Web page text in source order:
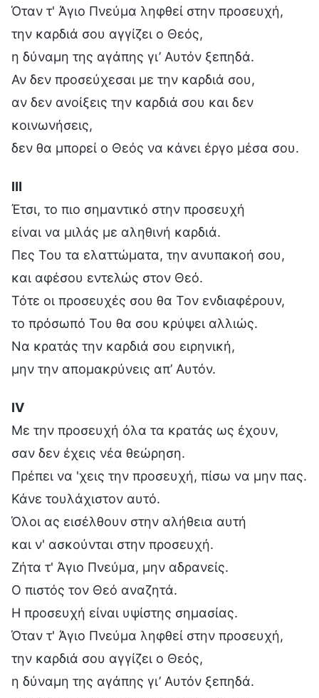
Όταν τ' Άγιο Πνεύμα ληφθεί στην προσευχή,
την καρδιά σου αγγίζει ο Θεός,
η δύναμη της αγάπης γι’ Αυτόν ξεπηδά.
Αν δεν προσεύχεσαι με την καρδιά σου,
αν δεν ανοίξεις την καρδιά σου και δεν
κοινωνήσεις,
δεν θα μπορεί ο Θεός να κάνει έργο μέσα σου.
Ⅲ
Έτσι, το πιο σημαντικό στην προσευχή
είναι να μιλάς με αληθινή καρδιά.
Πες Του τα ελαττώματα, την ανυπακοή σου,
και αφέσου εντελώς στον Θεό.
Τότε οι προσευχές σου θα Τον ενδιαφέρουν,
το πρόσωπό Του θα σου κρύψει αλλιώς.
Να κρατάς την καρδιά σου ειρηνική,
μην την απομακρύνεις απ’ Αυτόν.
Ⅳ
Με την προσευχή όλα τα κρατάς ως έχουν,
σαν δεν έχεις νέα θεώρηση.
Πρέπει να 'χεις την προσευχή, πίσω να μην πας.
Κάνε τουλάχιστον αυτό.
Όλοι ας εισέλθουν στην αλήθεια αυτή
και ν' ασκούνται στην προσευχή.
Ζήτα τ' Άγιο Πνεύμα, μην αδρανείς.
Ο πιστός τον Θεό αναζητά.
Η προσευχή είναι υψίστης σημασίας.
Όταν τ' Άγιο Πνεύμα ληφθεί στην προσευχή,
την καρδιά σου αγγίζει ο Θεός,
η δύναμη της αγάπης γι’ Αυτόν ξεπηδά.